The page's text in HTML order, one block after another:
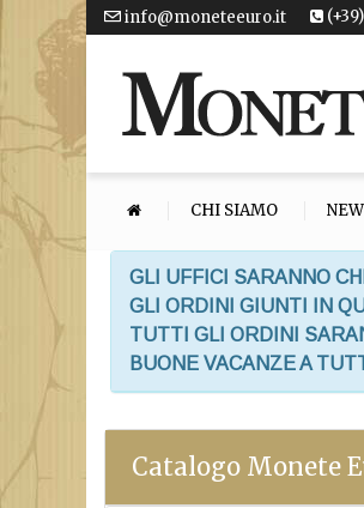
info@moneteeuro.it
CHI SIAMO
GLI UFFICI SARANNO
GLI ORDINI GIUNTI IN
TUTTI GLI ORDINI
BUONE VACANZE A
Catalogo Monete